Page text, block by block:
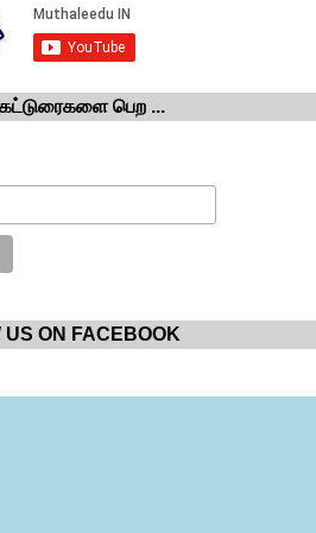
கட்டுரைகளை பெற ...
US ON FACEBOOK